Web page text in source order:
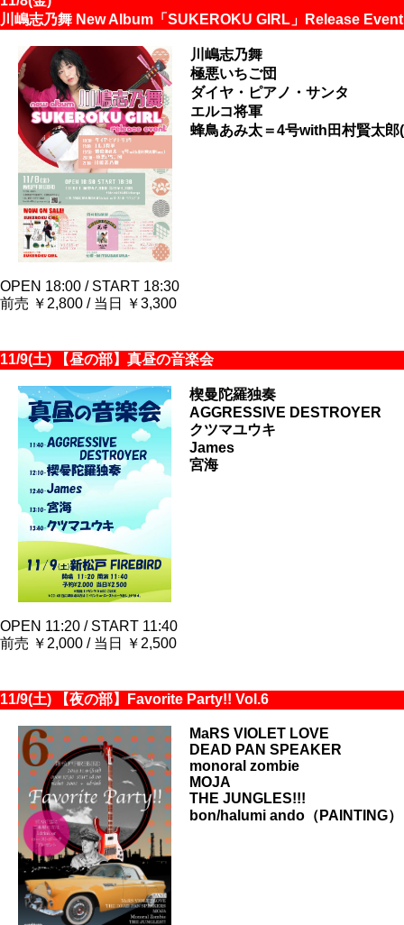
川嶋志乃舞 New Album「SUKEROKU GIRL」Release Event
川嶋志乃舞
極悪いちご団
ダイヤ・ピアノ・サンタ
エルコ将軍
蜂鳥あみ太＝4号with田村賢太郎
OPEN 18:00 / START 18:30
前売 ￥2,800 / 当日 ￥3,300
11/9(土) 【昼の部】真昼の音楽会
楔曼陀羅独奏
AGGRESSIVE DESTROYER
クツマユウキ
James
宮海
OPEN 11:20 / START 11:40
前売 ￥2,000 / 当日 ￥2,500
11/9(土) 【夜の部】Favorite Party!! Vol.6
MaRS VIOLET LOVE
DEAD PAN SPEAKER
monoral zombie
MOJA
THE JUNGLES!!!
bon/halumi ando（PAINTING）